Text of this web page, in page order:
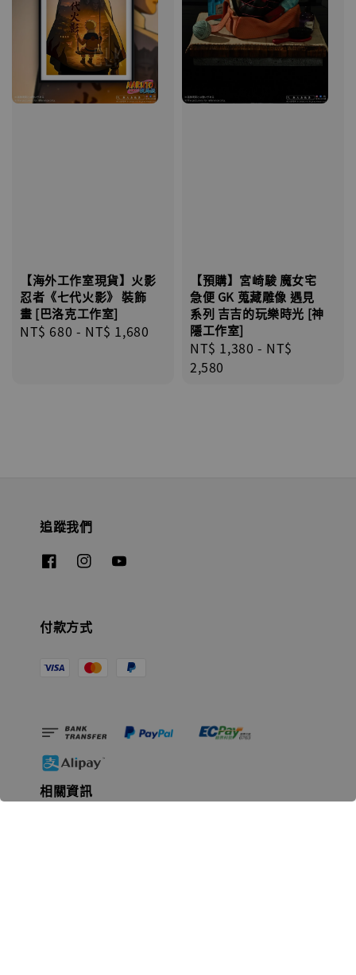
【海外工作室現貨】火影
忍者《七代火影》 裝飾
畫 [巴洛克工作室]
Regular
NT$ 680 - NT$ 1,680
【預購】宮崎駿 魔女宅
急便 GK 蒐藏雕像 遇見
系列 吉吉的玩樂時光 [神
隱工作室]
Regular
price
NT$ 1,380 - NT$
2,580
追蹤我們
付款方式
相關資訊